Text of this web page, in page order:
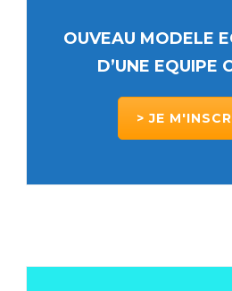
OUVEAU MODELE
D’UNE EQUIPE
> JE